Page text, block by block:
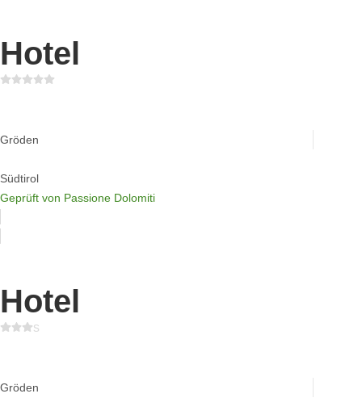
Hotel
Gröden
Südtirol
Geprüft von Passione Dolomiti
Hotel
s
Gröden